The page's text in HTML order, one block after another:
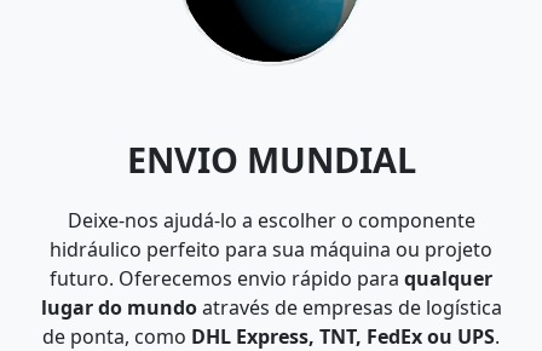
ENVIO MUNDIAL
Deixe-nos ajudá-lo a escolher o componente
hidráulico perfeito para sua máquina ou projeto
futuro. Oferecemos envio rápido para qualquer
lugar do mundoatravés de empresas de logística
de ponta, como DHL Express, TNT, FedEx ou UPS.